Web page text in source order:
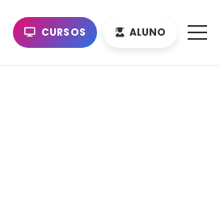
CURSOS ALUNO